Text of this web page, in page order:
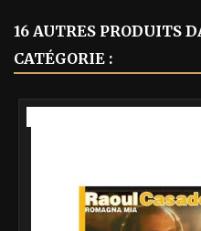
16 AUTRES PRODUITS
CATÉGORIE :